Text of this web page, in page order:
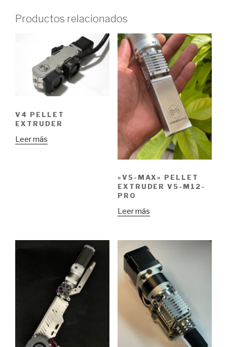
Productos relacionados
V4 PELLET
EXTRUDER
Leer más
«V5-MAX» PELLET
EXTRUDER V5-M12-
PRO
Leer más